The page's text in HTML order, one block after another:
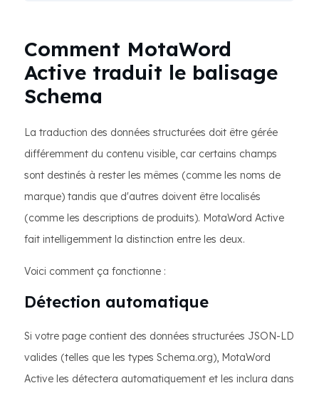
Comment MotaWord
Active traduit le balisage
Schema
La traduction des données structurées doit être gérée
différemment du contenu visible, car certains champs
sont destinés à rester les mêmes (comme les noms de
marque) tandis que d'autres doivent être localisés
(comme les descriptions de produits). MotaWord Active
fait intelligemment la distinction entre les deux.
Voici comment ça fonctionne :
Détection automatique
Si votre page contient des données structurées JSON-LD
valides (telles que les types Schema.org), MotaWord
Active les détectera automatiquement et les inclura dans